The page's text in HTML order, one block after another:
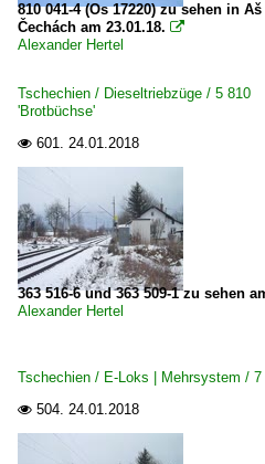
Dieselloks | bis 100 km/h |
3 107 DR 107 DR V 75
3 345 · 3 346 BR 345 ·
3 363 BR 363 ·DB V
Dieseltriebzüge | 95 80
0 628 BR 628 · 928 · BR
0 642 BR 642
0 654 BR 654
Dieseltriebzüge | bis 1970
810 041-4 (Os 17220) zu sehen in
Čechách am 23.01.18. 
Alexander Hertel
Tschechien / Dieseltriebzüge / 5
'Brotbüchse'
 601. 24.01.2018
363 516-6 und 363 509-1 zu sehen
Alexander Hertel
Tschechien / E-Loks | Mehrsystem
 504. 24.01.2018